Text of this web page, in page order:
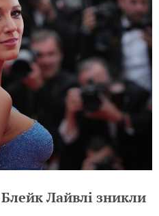
Лайвлі зникли